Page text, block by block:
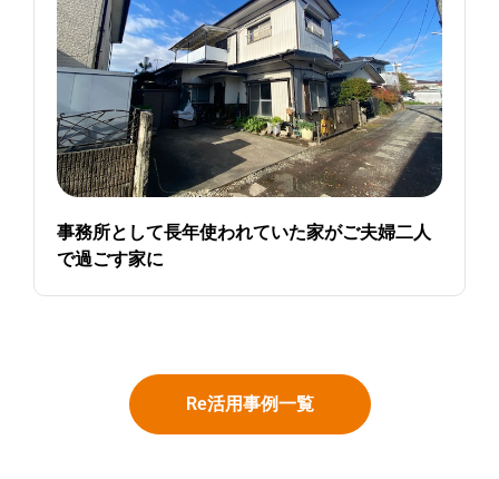
事務所として長年使われていた家がご夫婦二人
で過ごす家に
Re活用事例一覧